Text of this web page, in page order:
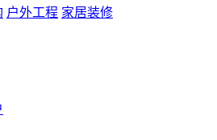
户外工程 家居装修